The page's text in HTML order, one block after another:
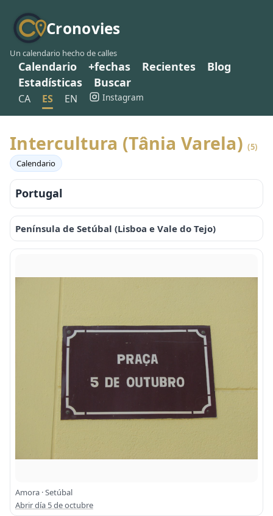
Cronovies
Un calendario hecho de calles
Calendario +fechas Recientes
Blog
Estadísticas
Buscar
CA ES EN Instagram
Intercultura (Tânia Varela)(5)
Calendario
Portugal
Península de Setúbal (Lisboa e Vale do Tejo)
Amora · Setúbal
Abrir día 5 de octubre